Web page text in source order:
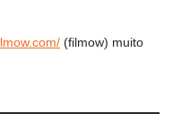
(filmow) muito